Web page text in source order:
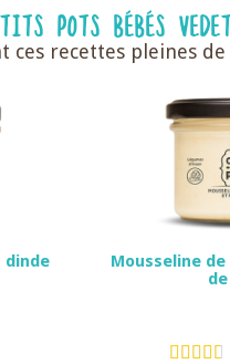
POTS BÉBÉS
ces recettes pleines
Mousseline